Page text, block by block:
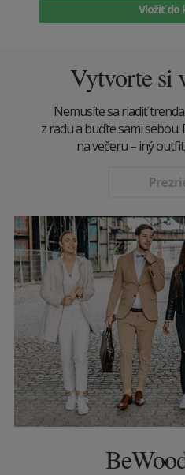
Vložiť do
Vytvorte si
Nemusíte sa riadiť
z radu a buďte sami
na večeru – iný